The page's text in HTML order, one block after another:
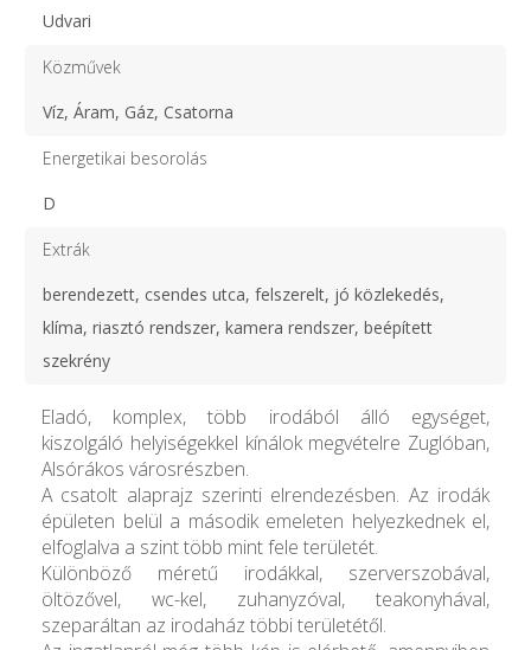
Udvari
Közművek
Víz, Áram, Gáz, Csatorna
Energetikai besorolás
D
Extrák
berendezett, csendes utca, felszerelt, jó közlekedés,
klíma, riasztó rendszer, kamera rendszer, beépített
szekrény
Eladó, komplex, több irodából álló egységet,
kiszolgáló helyiségekkel kínálok megvételre Zuglóban,
Alsórákos városrészben.
A csatolt alaprajz szerinti elrendezésben. Az irodák
épületen belül a második emeleten helyezkednek el,
elfoglalva a szint több mint fele területét.
Különböző méretű irodákkal, szerverszobával,
öltözővel, wc-kel, zuhanyzóval, teakonyhával,
szeparáltan az irodaház többi területétől.